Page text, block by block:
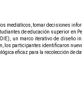
mediáticos, tomar decisiones
de educación superior en
un marco iterativo de diseño
participantes identificaron
eficaz para la recolección de